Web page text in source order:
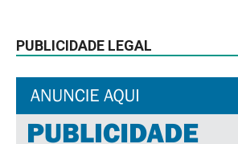
PUBLICIDADE LEGAL